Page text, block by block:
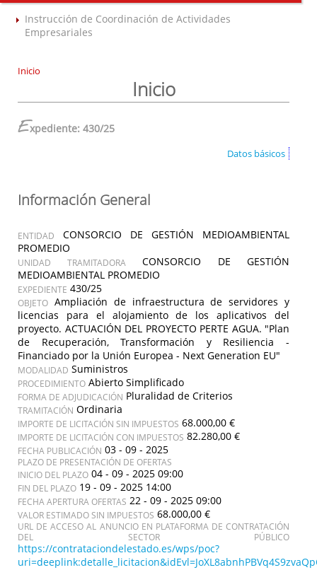
Instrucción de Coordinación de Actividades
Empresariales
Inicio
Inicio
Expediente: 430/25
Datos básicos
Información General
ENTIDAD
CONSORCIO DE GESTIÓN MEDIOAMBIENTAL
PROMEDIO
UNIDAD TRAMITADORA
CONSORCIO DE GESTIÓN
MEDIOAMBIENTAL PROMEDIO
EXPEDIENTE 430/25
OBJETO Ampliación de infraestructura de servidores y
licencias para el alojamiento de los aplicativos del
proyecto. ACTUACIÓN DEL PROYECTO PERTE AGUA. "Plan
de Recuperación, Transformación y Resiliencia -
Financiado por la Unión Europea - Next Generation EU"
MODALIDAD Suministros
PROCEDIMIENTO Abierto Simplificado
FORMA DE ADJUDICACIÓN Pluralidad de Criterios
TRAMITACIÓN Ordinaria
IMPORTE DE LICITACIÓN SIN IMPUESTOS 68.000,00 €
IMPORTE DE LICITACIÓN CON IMPUESTOS 82.280,00 €
FECHA PUBLICACIÓN 03 - 09 - 2025
PLAZO DE PRESENTACIÓN DE OFERTAS
INICIO DEL PLAZO 04 - 09 - 2025 09:00
FIN DEL PLAZO 19 - 09 - 2025 14:00
FECHA APERTURA OFERTAS 22 - 09 - 2025 09:00
VALOR ESTIMADO SIN IMPUESTOS 68.000,00 €
URL DE ACCESO AL ANUNCIO EN PLATAFORMA DE CONTRATACIÓN
DEL SECTOR PÚBLICO
https://contrataciondelestado.es/wps/poc?